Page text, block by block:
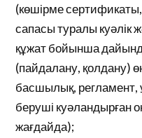
(көшірме сертификаты,
сапасы туралы куәлік
құжат бойынша
(пайдалану, қолдану)
басшылық, регламент,
беруші куәландырған
жағдайда);